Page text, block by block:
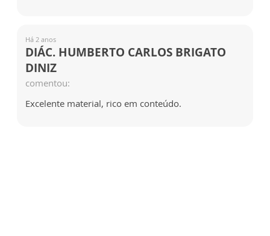
Há 2 anos
DIÁC. HUMBERTO CARLOS BRIGATO
DINIZ
comentou:
Excelente material, rico em conteúdo.